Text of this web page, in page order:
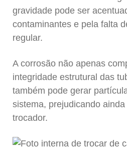
gravidade pode ser
contaminantes e pela falta
regular.
A corrosão não apenas
integridade estrutural das
também pode gerar
sistema, prejudicando
trocador.